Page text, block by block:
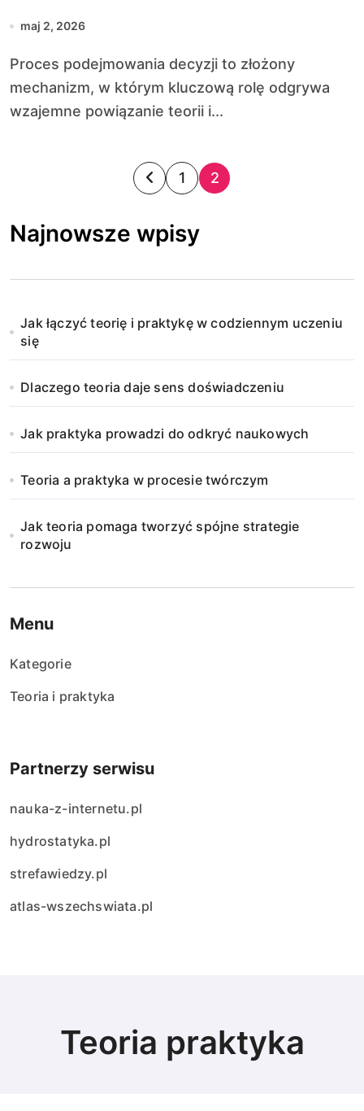
maj 2, 2026
Proces podejmowania decyzji to złożony
mechanizm, w którym kluczową rolę odgrywa
wzajemne powiązanie teorii i...
S
r
o
n
c
o
w
a
w
1 2
Najnowsze wpisy
Jak łączyć teorię i praktykę w codziennym uczeniu
się
Dlaczego teoria daje sens doświadczeniu
Jak praktyka prowadzi do odkryć naukowych
Teoria a praktyka w procesie twórczym
Jak teoria pomaga tworzyć spójne strategie
rozwoju
Menu
Kategorie
Teoria i praktyka
Partnerzy serwisu
nauka-z-internetu.pl
hydrostatyka.pl
strefawiedzy.pl
atlas-wszechswiata.pl
Teoria praktyka